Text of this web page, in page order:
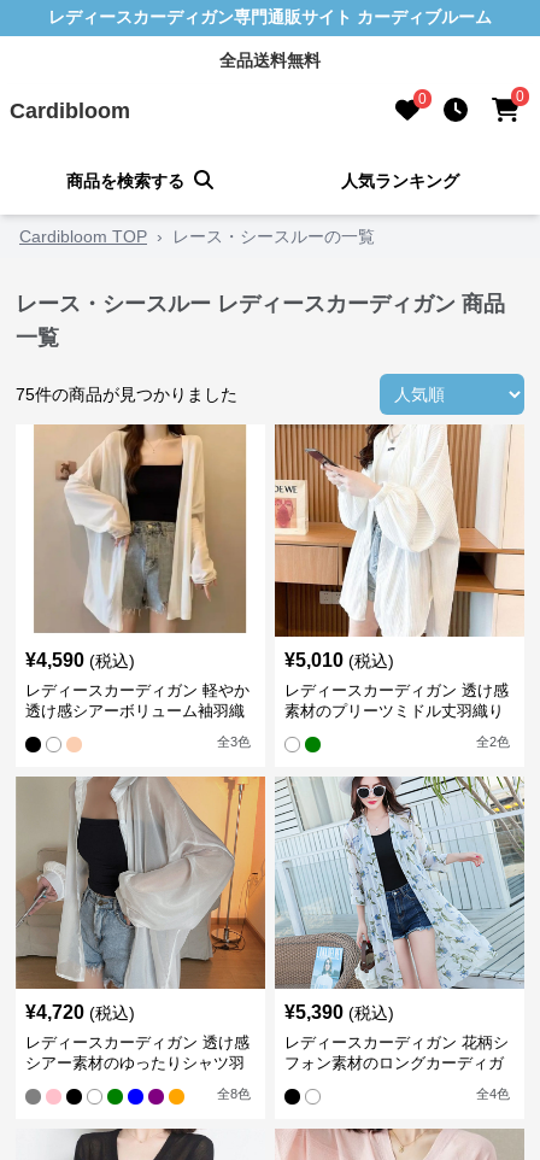
レディースカーディガン専門通販サイト カーディブルーム
全品送料無料
Cardibloom 0 0
商品を検索する 人気ランキング
Cardibloom TOP › レース・シースルーの一覧
レース・シースルー レディースカーディガン 商品
一覧
75件の商品が見つかりました
¥4,590 (税込)
レディースカーディガン 軽やか
透け感シアーボリューム袖羽織
全3色
¥5,010 (税込)
レディースカーディガン 透け感
素材のプリーツミドル丈羽織り
全2色
¥4,720 (税込)
レディースカーディガン 透け感
シアー素材のゆったりシャツ羽
全8色
¥5,390 (税込)
レディースカーディガン 花柄シ
フォン素材のロングカーディガ
全4色